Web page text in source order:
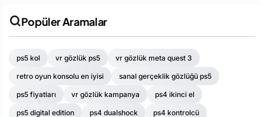
Popüler Aramalar
ps5 kol vr gözlük ps5 vr gözlük meta quest 3
retro oyun konsolu en iyisi sanal gerçeklik gözlüğü ps5
ps5 fiyatları vr gözlük kampanya ps4 ikinci el
ps5 digital edition ps4 dualshock ps4 kontrolcü